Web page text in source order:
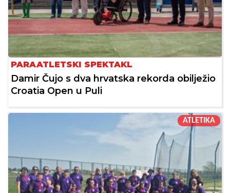
PARAATLETSKI SPEKTAKL
Damir Čujo s dva hrvatska rekorda obilježio
Croatia Open u Puli
ATLETIKA